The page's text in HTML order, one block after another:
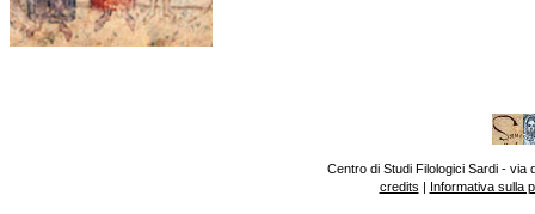
Centro di Studi Filologici Sardi - via
credits | Informativa sulla